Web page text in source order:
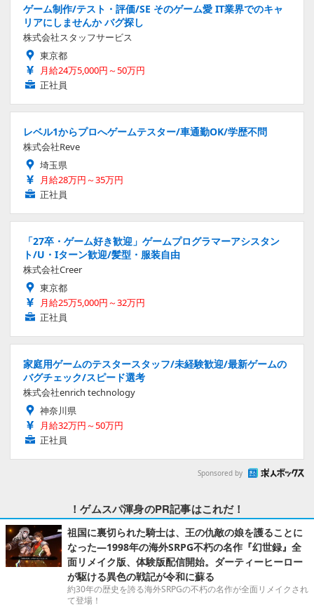
ゲーム制作/テスト・評価/SE そのゲーム愛 IT業界でのキャ
リアにしませんか バグ探し
株式会社スタッフサービス
東京都
月給24万5,000円～50万円
正社員
レベル1からプロへゲームテスター/車通勤OK/学歴不問
株式会社Reve
埼玉県
月給28万円～35万円
正社員
「27卒・ゲーム好き歓迎」ゲームプログラマーアシスタン
ト/U・Iターン歓迎/髪型・服装自由
株式会社Creer
東京都
月給25万5,000円～32万円
正社員
家庭用ゲームのテスタースタッフ/未経験歓迎/最新ゲームの
バグチェック/スピード選考
株式会社enrich technology
神奈川県
月給32万円～50万円
正社員
Sponsored by
！ゲムスパ渾身のPR記事はこれだ！
祖国に裏切られた騎士は、王の仇敵の娘を護ることに
なった―1998年の海外SRPG不朽の名作『幻世録』全
面リメイク版、体験版配信開始。ダーティーヒーロー
が駆ける異色の戦記が令和に蘇る
約30年の歴史を誇る海外SRPGの不朽の名作が全面リメイクされ
て登場！